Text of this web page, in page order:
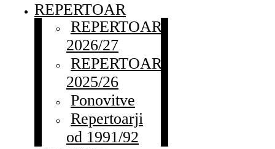
REPERTOAR
REPERTOAR
2026/27
REPERTOAR
2025/26
Ponovitve
Repertoarji
od 1991/92